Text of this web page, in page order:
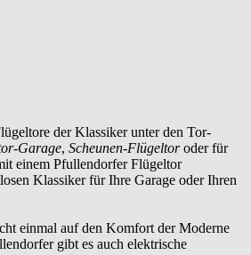
der Klassiker unter den Tor-
Garage, Scheunen-Flügeltoroder für
einem Pfullendorfer Flügeltor
Klassiker für Ihre Garage oder Ihren
einmal auf den Komfort der Moderne
gibt es auch elektrische